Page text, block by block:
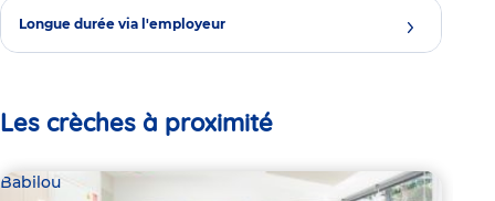
Longue durée via l'employeur
Les crèches à proximité
Babilou